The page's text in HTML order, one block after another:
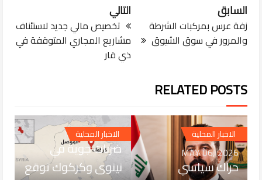
التالي
تخصيص مالي جديد لاستئناف
مشاريع المجاري المتوقفة في
ذي قار
السابق
زفة عرس بمركبات الشرطة
والمرور في سوق الشيوق
RELATED POSTS
الاخبار المحلية
MAY 06, 2026
حراك سياسي
الاخبار المحلية
MAR 28, 2026
ضربات جوية في
نينوى وكركوك توقع